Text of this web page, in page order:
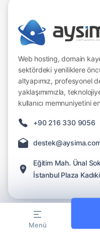
Menü
Web hosting, domain
sektördeki yeniliklere
altyapımız, profesyonel
yaklaşımımızla,
kullanıcı memnuniyetini
+90 216 330 9056
Eğitim Mah. Ünal
İstanbul Plaza
Aysima